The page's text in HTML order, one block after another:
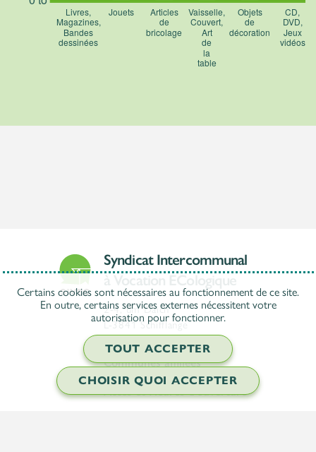
Syndicat Intercommunal
2-4, um Däich
L-3841 Schifflange
Communes affiliées
Accès et Heures d'ouverture
Certains cookies sont nécessaires au fonctionnement de ce site.
En outre, certains services externes nécessitent votre
autorisation pour fonctionner.
TOUT ACCEPTER
CHOISIR QUOI ACCEPTER